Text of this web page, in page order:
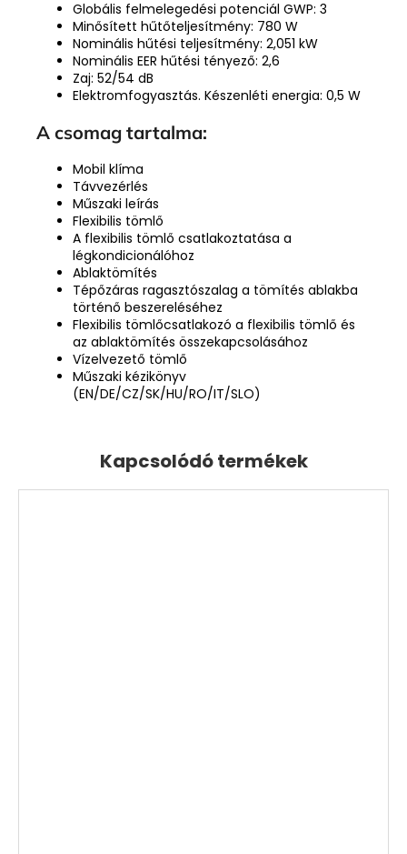
Globális felmelegedési potenciál GWP: 3
Minősített hűtőteljesítmény: 780 W
Nominális hűtési teljesítmény: 2,051 kW
Nominális EER hűtési tényező: 2,6
Zaj: 52/54 dB
Elektromfogyasztás. Készenléti energia: 0,5 W
A csomag tartalma:
Mobil klíma
Távvezérlés
Műszaki leírás
Flexibilis tömlő
A flexibilis tömlő csatlakoztatása a
légkondicionálóhoz
Ablaktömítés
Tépőzáras ragasztószalag a tömítés ablakba
történő beszereléséhez
Flexibilis tömlőcsatlakozó a flexibilis tömlő és
az ablaktömítés összekapcsolásához
Vízelvezető tömlő
Műszaki kézikönyv
(EN/DE/CZ/SK/HU/RO/IT/SLO)
Kapcsolódó termékek